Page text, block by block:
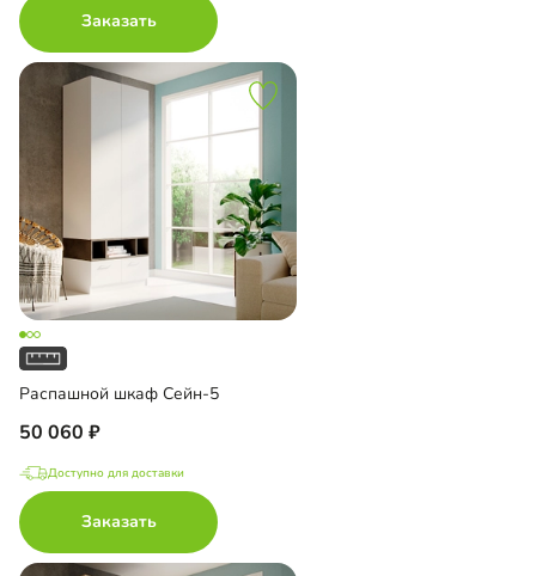
Заказать
Распашной шкаф Сейн-5
50 060
Доступно для доставки
Заказать